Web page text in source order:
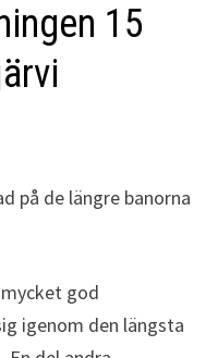
15
på de längre banorna
god
igenom den längsta